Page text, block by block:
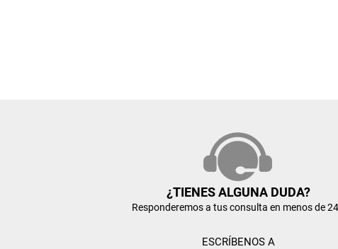
¿TIENES ALGUNA DUDA?
Responderemos a tus consulta en menos de
ESCRÍBENOS A